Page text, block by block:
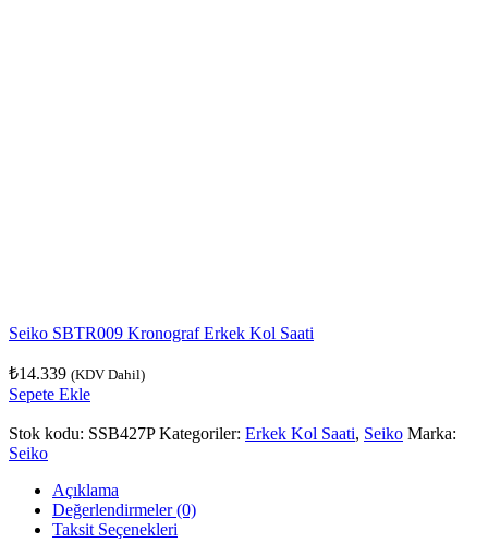
Seiko SBTR009 Kronograf Erkek Kol Saati
₺14.339 (KDV Dahil)
Sepete Ekle
Stok kodu: SSB427P Kategoriler: Erkek Kol Saati, Seiko Marka:
Seiko
Açıklama
Değerlendirmeler (0)
Taksit Seçenekleri